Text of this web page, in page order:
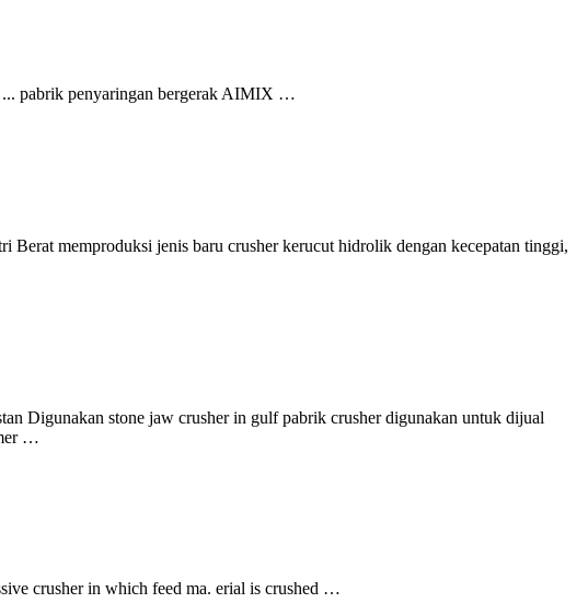
... pabrik penyaringan bergerak AIMIX …
memproduksi jenis baru crusher kerucut hidrolik dengan kecepatan tinggi,
Digunakan stone jaw crusher in gulf pabrik crusher digunakan untuk dijual
…
crusher in which feed ma. erial is crushed …